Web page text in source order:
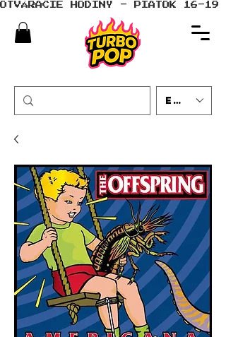
OTVÁRACIE HODINY - PIATOK 16-19
EUR (€)